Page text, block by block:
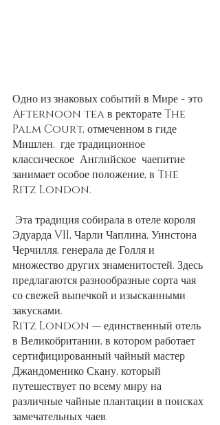
Одно из знаковых событий в Мире - это
Afternoon tea в ректорате The
Palm Court, отмеченном в гиде
Мишлен,  где традиционное
классическое  Английское  чаепитие
занимает особое положение, в The
Ritz London.
Эдуарда VII, Чарли Чаплина, Уинстона
Черчилля, генерала де Голля и
множество других знаменитостей. Здесь
предлагаются разнообразные сорта чая
со свежей выпечкой и изысканными
закусками.
Ritz London — единственный отель
в Великобритании, в котором работает
сертифицированный чайный мастер
Джандоменико Скану, который
путешествует по всему миру на
различные чайные плантации в поисках
замечательных чаев.